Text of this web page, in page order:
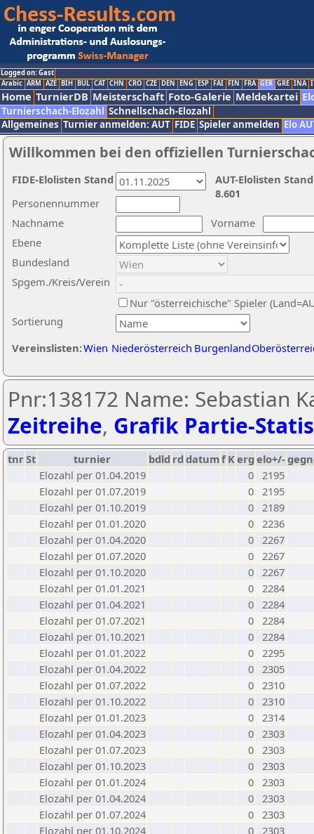
Logged on: Gast
Arabic ARM AZE BIH BUL CAT CHN CRO CZE DEN ENG ESP FAI FIN FRA GER GRE INA
Home TurnierDB Meisterschaft Foto-Galerie Meldekartei
Turnierschach-Elozahl Schnellschach-Elozahl
Allgemeines Turnier anmelden: AUT FIDE Spieler anmelden Elo
Willkommen bei den offiziellen
Nachname
Vorname
Ebene
Sortierung
Personennummer
Bundesland
Spgem./Kreis/Verein
Nur "österreichische" Spieler
Vereinslisten:Wien Niederösterreich Burgenland
AUT-Elolisten
8.601
FIDE-Elolisten Stand
Pnr:138172 Name: Sebastian
Zeitreihe, Grafik Partie-
tnrSt turnier bdld rd datumf Kerg elo+/-
Elozahl per 01.04.2019
0 2195
Elozahl per 01.07.2019
0 2195
Elozahl per 01.10.2019
0 2189
Elozahl per 01.01.2020
0 2236
Elozahl per 01.04.2020
0 2267
Elozahl per 01.07.2020
0 2267
Elozahl per 01.10.2020
0 2267
Elozahl per 01.01.2021
0 2284
Elozahl per 01.04.2021
0 2284
Elozahl per 01.07.2021
0 2284
Elozahl per 01.10.2021
0 2284
Elozahl per 01.01.2022
0 2295
Elozahl per 01.04.2022
0 2305
Elozahl per 01.07.2022
0 2310
Elozahl per 01.10.2022
0 2310
Elozahl per 01.01.2023
0 2314
Elozahl per 01.04.2023
0 2303
Elozahl per 01.07.2023
0 2303
Elozahl per 01.10.2023
0 2303
Elozahl per 01.01.2024
0 2303
Elozahl per 01.04.2024
0 2303
Elozahl per 01.07.2024
0 2303
Elozahl per 01.10.2024
0 2303